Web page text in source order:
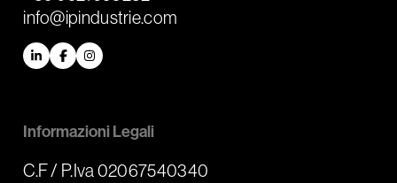
info@ipindustrie.com
LinkedInFacebookInstagram
Informazioni Legali
C.F / P.Iva 02067540340